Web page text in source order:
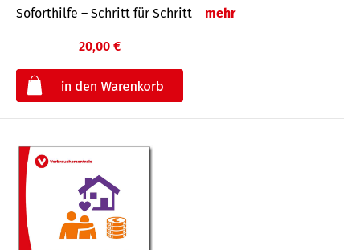
Soforthilfe – Schritt für Schritt mehr
20,00 €